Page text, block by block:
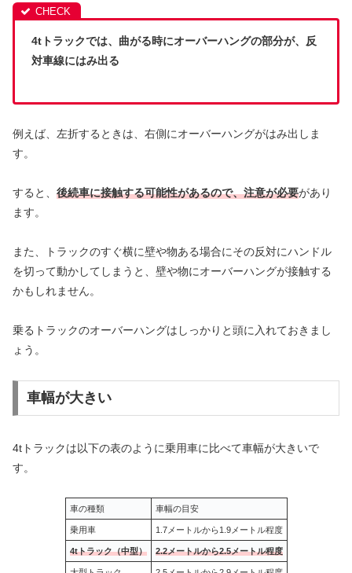
4tトラックでは、曲がる時にオーバーハングの部分が、反
対車線にはみ出る
例えば、左折するときは、右側にオーバーハングがはみ出しま
す。
すると、 後続車に接触する可能性があるので、注意が必要があり
ます。
また、トラックのすぐ横に壁や物ある場合にその反対にハンドル
を切って動かしてしまうと、壁や物にオーバーハングが接触する
かもしれません。
乗るトラックのオーバーハングはしっかりと頭に入れておきまし
ょう。
車幅が大きい
4tトラックは以下の表のように乗用車に比べて車幅が大きいで
す。
車の種類 車幅の目安
乗用車 1.7メートルから1.9メートル程度
4tトラック（中型） 2.2メートルから2.5メートル程度